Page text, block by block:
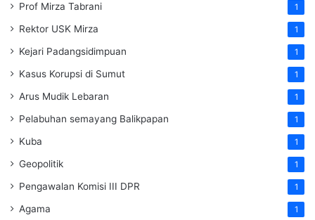
Prof Mirza Tabrani 1
Rektor USK Mirza 1
Kejari Padangsidimpuan 1
Kasus Korupsi di Sumut 1
Arus Mudik Lebaran 1
Pelabuhan semayang Balikpapan 1
Kuba 1
Geopolitik 1
Pengawalan Komisi III DPR 1
Agama 1